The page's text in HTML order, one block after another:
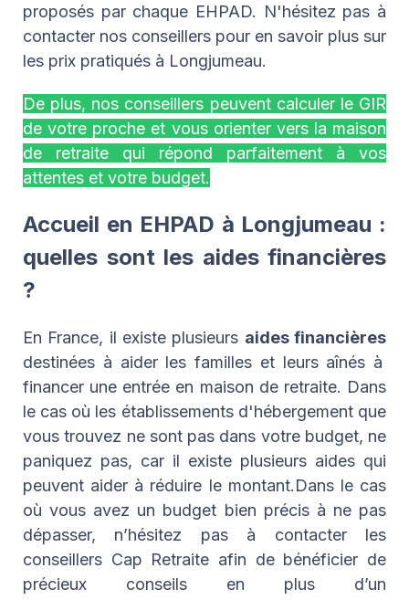
proposés par chaque EHPAD. N'hésitez pas à
contacter nos conseillers pour en savoir plus sur
les prix pratiqués à Longjumeau.
De plus, nos conseillers peuvent calculer le GIR
de votre proche et vous orienter vers la maison
de retraite qui répond parfaitement à vos
attentes et votre budget.
Accueil en EHPAD à Longjumeau :
quelles sont les aides financières
?
En France, il existe plusieurs aides financières
destinées à aider les familles et leurs aînés à
financer une entrée en maison de retraite. Dans
le cas où les établissements d'hébergement que
vous trouvez ne sont pas dans votre budget, ne
paniquez pas, car il existe plusieurs aides qui
peuvent aider à réduire le montant.Dans le cas
où vous avez un budget bien précis à ne pas
dépasser, n’hésitez pas à contacter les
conseillers Cap Retraite afin de bénéficier de
précieux conseils en plus d’un